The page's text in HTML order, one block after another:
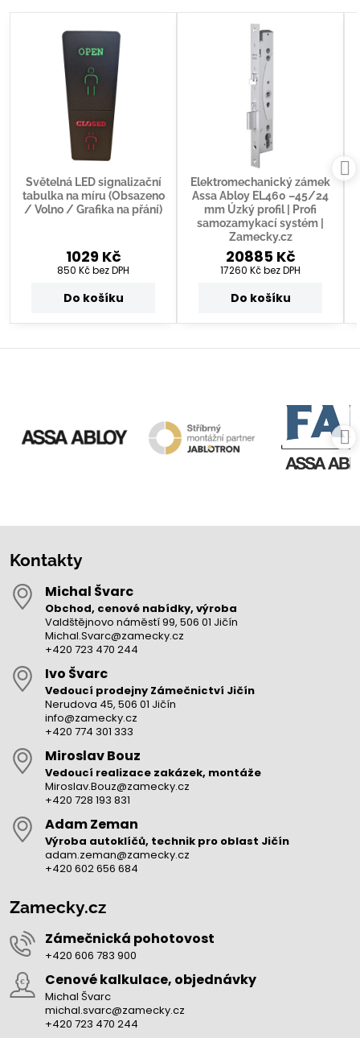
Světelná LED signalizační
tabulka na míru (Obsazeno
/ Volno / Grafika na přání)
1029 Kč
850 Kčbez DPH
Do košíku
Elektromechanický zámek
Assa Abloy EL460 –45/24
mm Úzký profil | Profi
samozamykací systém |
Zamecky.cz
20885 Kč
17260 Kčbez DPH
Do košíku
Kontakty
Michal Švarc
Obchod, cenové nabídky, výroba
Valdštějnovo náměstí 99, 506 01 Jičín
Michal.Svarc@zamecky.cz
+420 723 470 244
Ivo Švarc
Vedoucí prodejny Zámečnictví Jičín
Nerudova 45, 506 01 Jičín
info@zamecky.cz
+420 774 301 333
Miroslav Bouz
Vedoucí realizace zakázek, montáže
Miroslav.Bouz@zamecky.cz
+420 728 193 831
Adam Zeman
Výroba autoklíčů, technik pro oblast Jičín
adam.zeman@zamecky.cz
+420 602 656 684
Zamecky.cz
Zámečnická pohotovost
+420 606 783 900
Cenové kalkulace, objednávky
Michal Švarc
michal.svarc@zamecky.cz
+420 723 470 244